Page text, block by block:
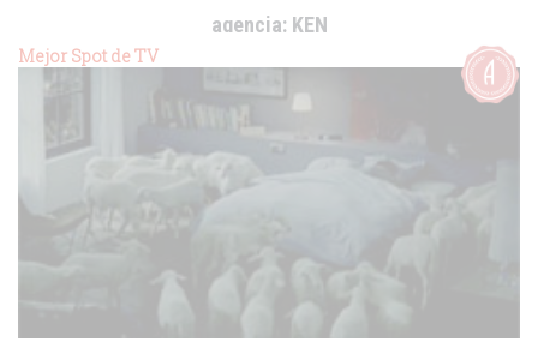
agencia:KEN
cliente:
Mejor Spot de TV